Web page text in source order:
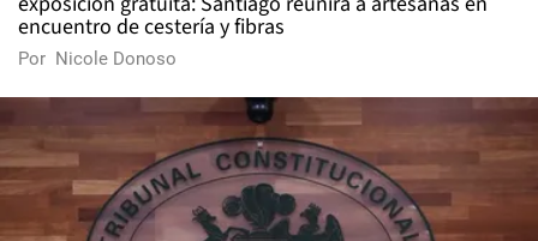
encuentro de cestería y fibras
Por Nicole Donoso